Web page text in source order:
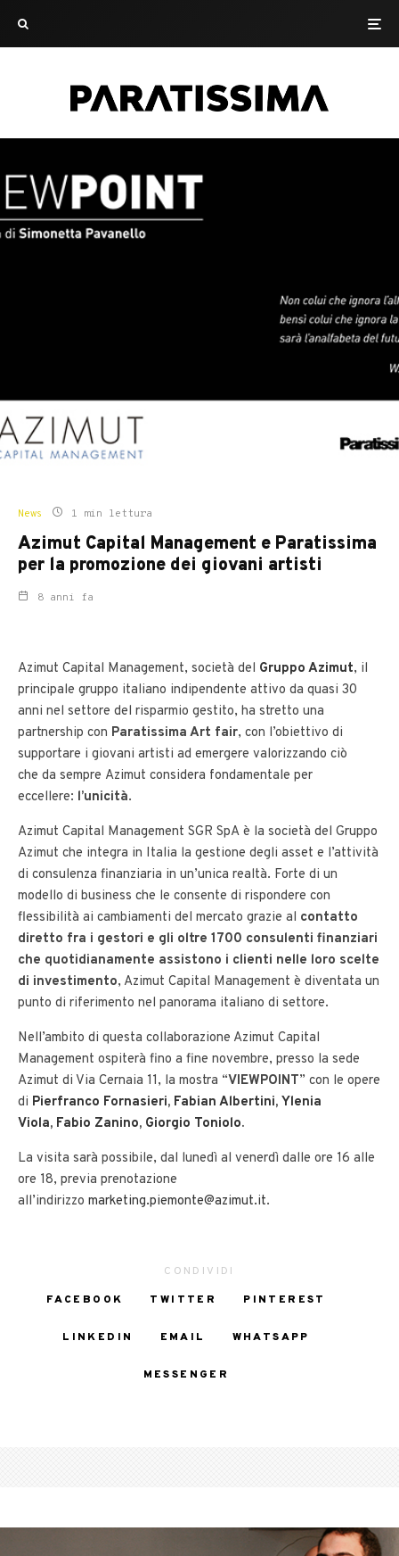
News 1 min lettura
Azimut Capital Management e Paratissima
per la promozione dei giovani artisti
8 anni fa
Azimut Capital Management, società del Gruppo Azimut, il
principale gruppo italiano indipendente attivo da quasi 30
anni nel settore del risparmio gestito, ha stretto una
partnership con Paratissima Art fair, con l’obiettivo di
supportare i giovani artisti ad emergere valorizzando ciò
che da sempre Azimut considera fondamentale per
eccellere: l’unicità.
Azimut Capital Management SGR SpA è la società del Gruppo
Azimut che integra in Italia la gestione degli asset e l’attività
di consulenza finanziaria in un’unica realtà. Forte di un
modello di business che le consente di rispondere con
flessibilità ai cambiamenti del mercato grazie al contatto
diretto fra i gestori e gli oltre 1700 consulenti finanziari
che quotidianamente assistono i clienti nelle loro scelte
di investimento, Azimut Capital Management è diventata un
punto di riferimento nel panorama italiano di settore.
Nell’ambito di questa collaborazione Azimut Capital
Management ospiterà fino a fine novembre, presso la sede
Azimut di Via Cernaia 11, la mostra “VIEWPOINT” con le opere
di Pierfranco Fornasieri, Fabian Albertini, Ylenia
Viola, Fabio Zanino, Giorgio Toniolo.
La visita sarà possibile, dal lunedì al venerdì dalle ore 16 alle
ore 18, previa prenotazione
all’indirizzo marketing.piemonte@azimut.it.
CONDIVIDI
FACEBOOK
TWITTER PINTEREST
LINKEDIN EMAIL WHATSAPP
MESSENGER